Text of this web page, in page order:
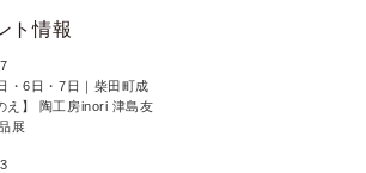
ト情報
・6日・7日｜柴田町成
え】 陶工房inori 津島友
展